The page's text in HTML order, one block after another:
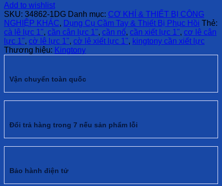
Add to wishlist
SKU: 34862-1DG Danh mục: CƠ KHÍ & THIẾT BỊ CÔNG
NGHIỆP KHÁC, Dụng Cụ Cầm Tay & Thiết Bị Phục Hồi Thẻ:
cà lê lực 1", cần cân lực 1", cần nổ, cần xiết lực 1", cơ lê cân
lực 1", cờ lê lực 1", cờ lê xiết lực 1", kingtony cần xiết lực
Thương hiệu: Kingtony
Vận chuyển toàn quốc
Đổi trả hàng trong 7 nếu sản phẩm lỗi
Bảo hành điện tử